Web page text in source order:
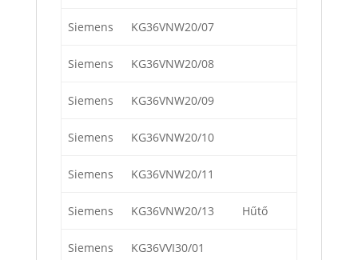
Siemens KG36VNW20/07
Siemens KG36VNW20/08
Siemens KG36VNW20/09
Siemens KG36VNW20/10
Siemens KG36VNW20/11
Siemens KG36VNW20/13 Hűtő
Siemens KG36VVI30/01